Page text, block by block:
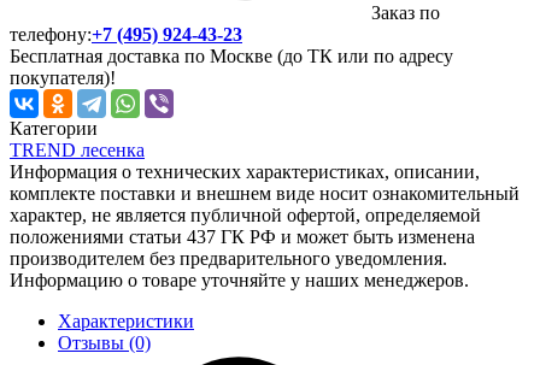
Заказ по
телефону:+7 (495) 924-43-23
Бесплатная доставка по Москве (до ТК или по адресу
покупателя)!
Категории
TREND лесенка
Информация о технических характеристиках, описании,
комплекте поставки и внешнем виде носит ознакомительный
характер, не является публичной офертой, определяемой
положениями статьи 437 ГК РФ и может быть изменена
производителем без предварительного уведомления.
Информацию о товаре уточняйте у наших менеджеров.
Характеристики
Отзывы (0)